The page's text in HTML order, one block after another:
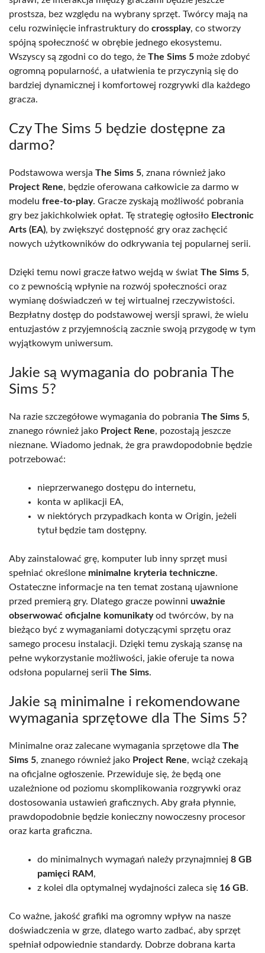
prostsza, bez względu na wybrany sprzęt. Twórcy mają na
celu rozwinięcie infrastruktury do crossplay, co stworzy
spójną społeczność w obrębie jednego ekosystemu.
Wszyscy są zgodni co do tego, że The Sims 5 może zdobyć
ogromną popularność, a ułatwienia te przyczynią się do
bardziej dynamicznej i komfortowej rozgrywki dla każdego
gracza.
Czy The Sims 5 będzie dostępne za
darmo?
Podstawowa wersja The Sims 5, znana również jako
Project Rene, będzie oferowana całkowicie za darmo w
modelu free-to-play. Gracze zyskają możliwość pobrania
gry bez jakichkolwiek opłat. Tę strategię ogłosiło Electronic
Arts (EA), by zwiększyć dostępność gry oraz zachęcić
nowych użytkowników do odkrywania tej popularnej serii.
Dzięki temu nowi gracze łatwo wejdą w świat The Sims 5,
co z pewnością wpłynie na rozwój społeczności oraz
wymianę doświadczeń w tej wirtualnej rzeczywistości.
Bezpłatny dostęp do podstawowej wersji sprawi, że wielu
entuzjastów z przyjemnością zacznie swoją przygodę w tym
wyjątkowym uniwersum.
Jakie są wymagania do pobrania The
Sims 5?
Na razie szczegółowe wymagania do pobrania The Sims 5,
znanego również jako Project Rene, pozostają jeszcze
nieznane. Wiadomo jednak, że gra prawdopodobnie będzie
potrzebować:
nieprzerwanego dostępu do internetu,
konta w aplikacji EA,
w niektórych przypadkach konta w Origin, jeżeli
tytuł będzie tam dostępny.
Aby zainstalować grę, komputer lub inny sprzęt musi
spełniać określone minimalne kryteria techniczne.
Ostateczne informacje na ten temat zostaną ujawnione
przed premierą gry. Dlatego gracze powinni uważnie
obserwować oficjalne komunikatyod twórców, by na
bieżąco być z wymaganiami dotyczącymi sprzętu oraz
samego procesu instalacji. Dzięki temu zyskają szansę na
pełne wykorzystanie możliwości, jakie oferuje ta nowa
odsłona popularnej serii The Sims.
Jakie są minimalne i rekomendowane
wymagania sprzętowe dla The Sims 5?
Minimalne oraz zalecane wymagania sprzętowe dla The
Sims 5, znanego również jako Project Rene, wciąż czekają
na oficjalne ogłoszenie. Przewiduje się, że będą one
uzależnione od poziomu skomplikowania rozgrywki oraz
dostosowania ustawień graficznych. Aby grała płynnie,
prawdopodobnie będzie konieczny nowoczesny procesor
oraz karta graficzna.
do minimalnych wymagań należy przynajmniej 8 GB
pamięci RAM ,
z kolei dla optymalnej wydajności zaleca się 16 GB.
Co ważne, jakość grafiki ma ogromny wpływ na nasze
doświadczenia w grze, dlatego warto zadbać, aby sprzęt
spełniał odpowiednie standardy. Dobrze dobrana karta